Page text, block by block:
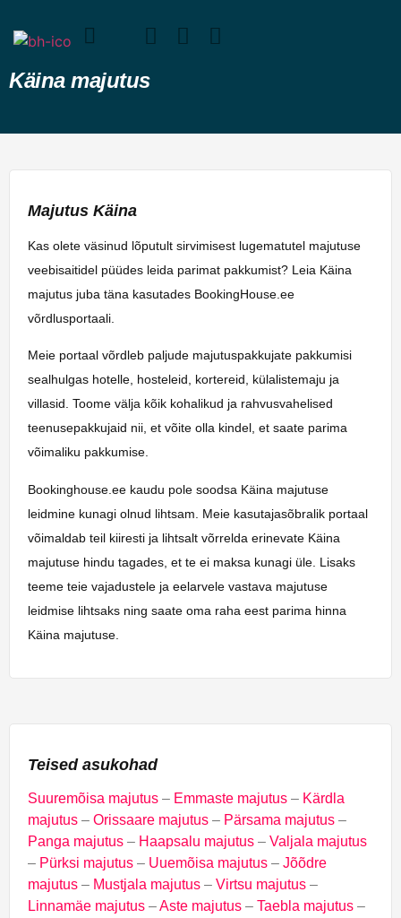
Käina majutus
Majutus Käina
Kas olete väsinud lõputult sirvimisest lugematutel majutuse
veebisaitidel püüdes leida parimat pakkumist? Leia Käina
majutus juba täna kasutades BookingHouse.ee
võrdlusportaali.
Meie portaal võrdleb paljude majutuspakkujate pakkumisi
sealhulgas hotelle, hosteleid, kortereid, külalistemaju ja
villasid. Toome välja kõik kohalikud ja rahvusvahelised
teenusepakkujaid nii, et võite olla kindel, et saate parima
võimaliku pakkumise.
Bookinghouse.ee kaudu pole soodsa Käina majutuse
leidmine kunagi olnud lihtsam. Meie kasutajasõbralik portaal
võimaldab teil kiiresti ja lihtsalt võrrelda erinevate Käina
majutuse hindu tagades, et te ei maksa kunagi üle. Lisaks
teeme teie vajadustele ja eelarvele vastava majutuse
leidmise lihtsaks ning saate oma raha eest parima hinna
Käina majutuse.
Teised asukohad
Suuremõisa majutus – Emmaste majutus – Kärdla
majutus – Orissaare majutus – Pärsama majutus –
Panga majutus – Haapsalu majutus – Valjala majutus
– Pürksi majutus – Uuemõisa majutus – Jõõdre
majutus – Mustjala majutus – Virtsu majutus –
Linnamäe majutus –Aste majutus – Taebla majutus –